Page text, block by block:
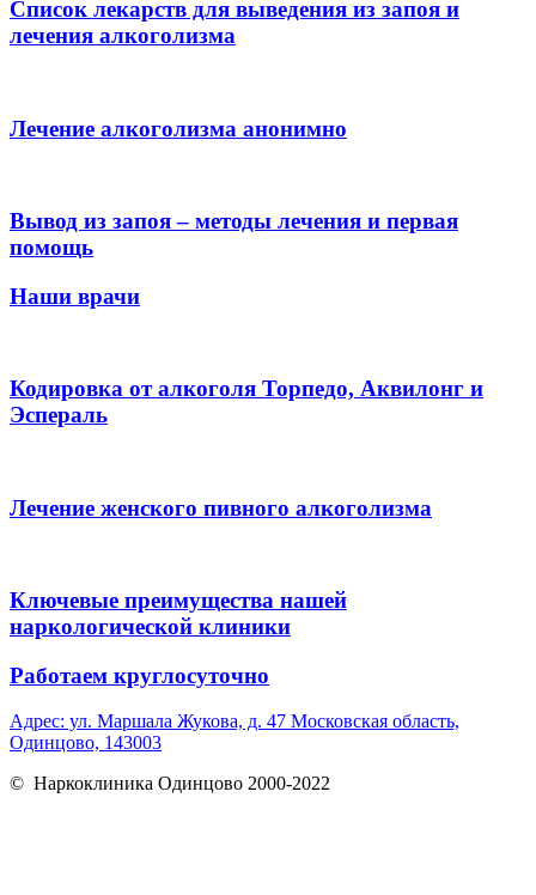
Список лекарств для выведения из запоя и
лечения алкоголизма
Лечение алкоголизма анонимно
Вывод из запоя – методы лечения и первая
помощь
Наши врачи
Кодировка от алкоголя Торпедо, Аквилонг и
Эспераль
Лечение женского пивного алкоголизма
Ключевые преимущества нашей
наркологической клиники
Работаем круглосуточно
Адрес: ул. Маршала Жукова, д. 47 Московская область,
Одинцово, 143003
© Наркоклиника Одинцово 2000-2022